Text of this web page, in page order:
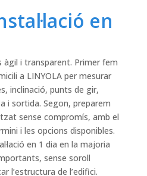
en
àgil i transparent. Primer fem
a LINYOLA per mesurar
inclinació, punts de gir,
i sortida. Segon, preparem
sense compromís, amb el
i les opcions disponibles.
en 1 dia en la majoria
sense soroll
l’estructura de l’edifici.